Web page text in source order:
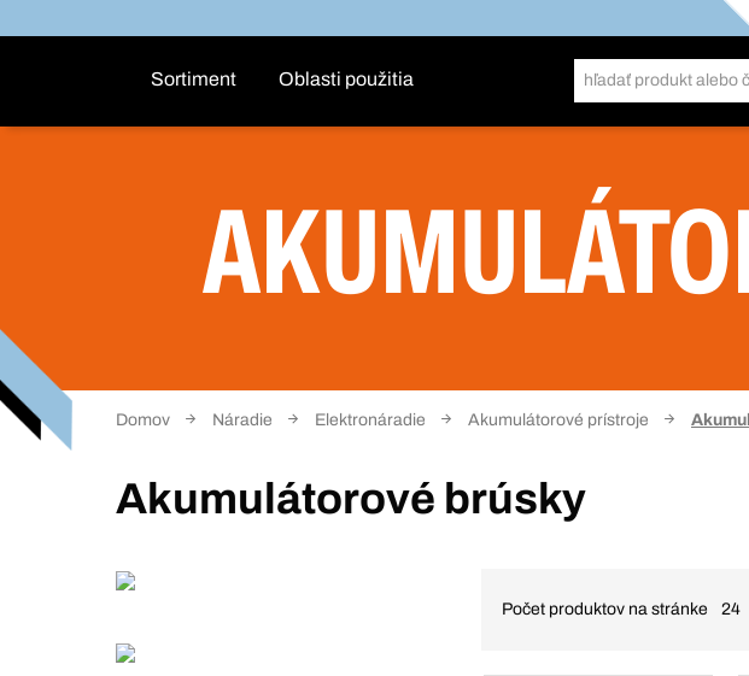
Sortiment Oblasti použitia
Domov Náradie Elektronáradie Akumulátorové prístroje
Akumulátorové brúsky
Počet produktov na stránke 24